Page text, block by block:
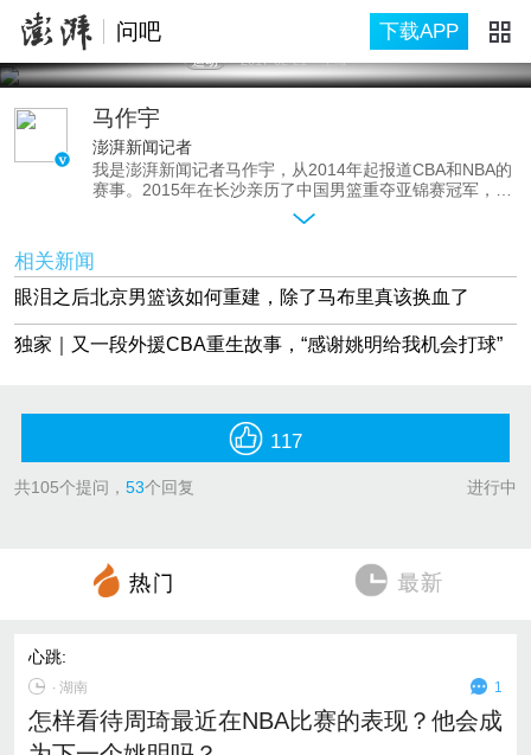
问吧 下载APP
运动 2017-02-21 上海
马作宇
澎湃新闻记者
我是澎湃新闻记者马作宇，从2014年起报道CBA和NBA的
赛事。2015年在长沙亲历了中国男篮重夺亚锦赛冠军，连
续3年现场采访NBA中国赛，并长期跟踪报道CBA赛事。曾
专访亚当·萧华、姚明、麦蒂、科比、保罗·皮尔斯、韦
德、利拉德、弗雷戴特等NBA和CBA球星。关于刚结束的
CBA常规赛乱象以及CBA、NBA的相关问题，问我吧。
2月23日，中国篮球协会第九届全国代表大会宣布，姚明
当选新一届中国篮协主席，他当政后中国篮球改革会有怎
样的走向，欢迎一起聊聊。
相关新闻
眼泪之后北京男篮该如何重建，除了马布里真该换血了
独家｜又一段外援CBA重生故事，“感谢姚明给我机会打球”
117
共105个提问， 53个回复 进行中
心跳:
∙湖南 1
怎样看待周琦最近在NBA比赛的表现？他会成